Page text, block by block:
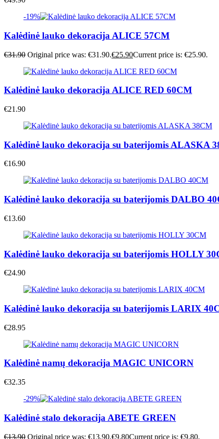
-19%
Kalėdinė lauko dekoracija ALICE 57CM
€31.90 Original price was: €31.90.€25.90Current price is: €25.90.
Kalėdinė lauko dekoracija ALICE RED 60CM
€21.90
Kalėdinė lauko dekoracija su baterijomis ALASKA
€16.90
Kalėdinė lauko dekoracija su baterijomis DALBO
€13.60
Kalėdinė lauko dekoracija su baterijomis HOLLY
€24.90
Kalėdinė lauko dekoracija su baterijomis LARIX
€28.95
Kalėdinė namų dekoracija MAGIC UNICORN
€32.35
-29%
Kalėdinė stalo dekoracija ABETE GREEN
€13.90 Original price was: €13.90.€9.80Current price is: €9.80.